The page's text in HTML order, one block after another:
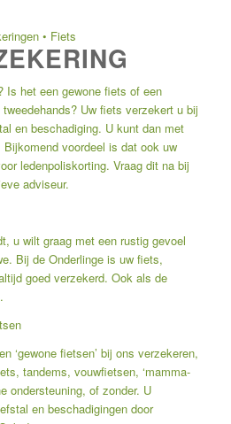
• Fiets
Is het een gewone fiets of een
Uw fiets verzekert u bij
en beschadiging. U kunt dan met
voordeel is dat ook uw
ledenpoliskorting. Vraag dit na bij
adviseur.
u wilt graag met een rustig gevoel
Bij de Onderlinge is uw fiets,
goed verzekerd. Ook als de
‘gewone fietsen’ bij ons verzekeren,
tandems, vouwfietsen, ‘mamma-
ondersteuning, of zonder. U
en beschadigingen door